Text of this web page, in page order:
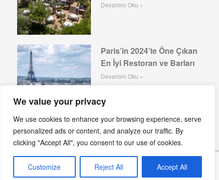
We value your privacy
We use cookies to enhance your browsing experience, serve
personalized ads or content, and analyze our traffic. By
clicking "Accept All", you consent to our use of cookies.
Customize Reject All Accept All
Devamını Oku »
Paris’in 2024’te Öne Çıkan
En İyi Restoran ve Barları
Devamını Oku »
Lizbon’da 2024’te Öne
Çıkan En İyi Restoran ve
Barlar
Devamını Oku »